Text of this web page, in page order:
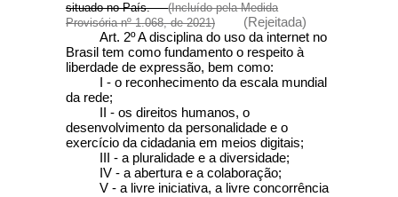
situado no País.(Incluído pela Medida
Provisória nº 1.068, de 2021)
(Rejeitada)
Art. 2º A disciplina do uso da internet no
Brasil tem como fundamento o respeito à
liberdade de expressão, bem como:
I - o reconhecimento da escala mundial
da rede;
II - os direitos humanos, o
desenvolvimento da personalidade e o
exercício da cidadania em meios digitais;
III - a pluralidade e a diversidade;
IV - a abertura e a colaboração;
V - a livre iniciativa, a livre concorrência